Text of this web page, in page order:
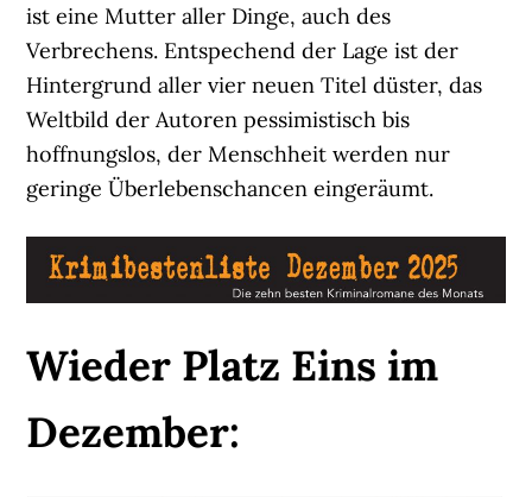
ist eine Mutter aller Dinge, auch des
Verbrechens. Entspechend der Lage ist der
Hintergrund aller vier neuen Titel düster, das
Weltbild der Autoren pessimistisch bis
hoffnungslos, der Menschheit werden nur
geringe Überlebenschancen eingeräumt.
Wieder Platz Eins im
Dezember: